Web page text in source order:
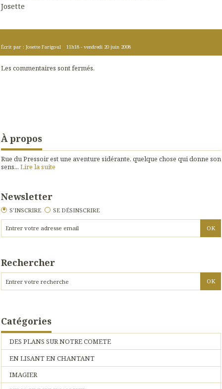
Josette
Écrit par : Josette Farigoul 11h18 -vendredi 20 juin 2008
Les commentaires sont fermés.
À propos
Rue du Pressoir est une aventure sidérante, quelque chose qui donne son
sens... Lire la suite
Newsletter
S'INSCRIRE SE DÉSINSCRIRE
Rechercher
Catégories
DES PLANS SUR NOTRE COMETE
EN LISANT EN CHANTANT
IMAGIER